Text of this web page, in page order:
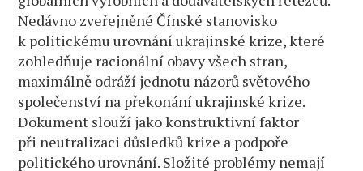
Nedávno zveřejněné Čínské stanovisko
k politickému urovnání ukrajinské krize, které
zohledňuje racionální obavy všech stran,
maximálně odráží jednotu názorů světového
společenství na překonání ukrajinské krize.
Dokument slouží jako konstruktivní faktor
při neutralizaci důsledků krize a podpoře
politického urovnání. Složité problémy nemají